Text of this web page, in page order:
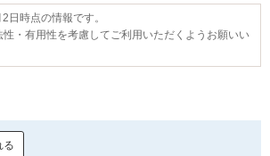
日時点の情報です。
性・有用性を考慮してご利用いただくようお願いい
る